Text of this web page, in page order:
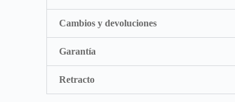
Cambios y devoluciones
Garantía
Retracto